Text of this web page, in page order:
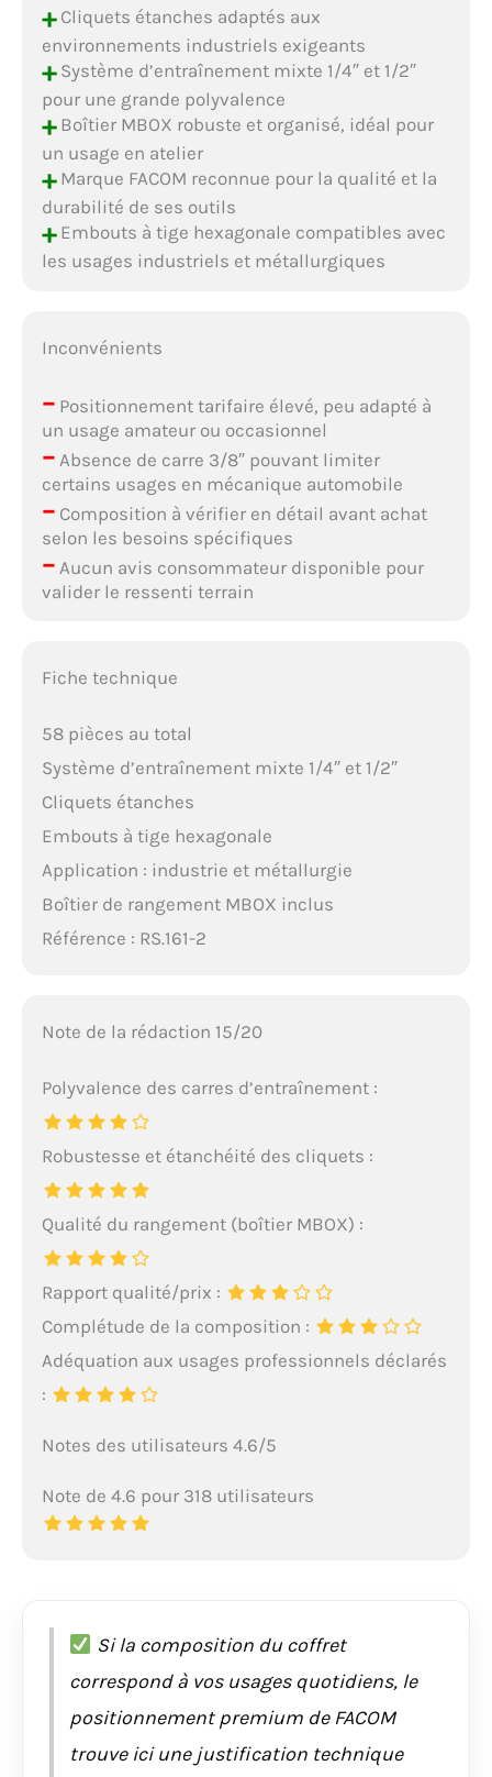
+Cliquets étanches adaptés aux
environnements industriels exigeants
+Système d’entraînement mixte 1/4″ et 1/2″
pour une grande polyvalence
+Boîtier MBOX robuste et organisé, idéal pour
un usage en atelier
+Marque FACOM reconnue pour la qualité et la
durabilité de ses outils
+Embouts à tige hexagonale compatibles avec
les usages industriels et métallurgiques
Inconvénients
–Positionnement tarifaire élevé, peu adapté à
un usage amateur ou occasionnel
–Absence de carre 3/8″ pouvant limiter
certains usages en mécanique automobile
–Composition à vérifier en détail avant achat
selon les besoins spécifiques
–Aucun avis consommateur disponible pour
valider le ressenti terrain
Fiche technique
58 pièces au total
Système d’entraînement mixte 1/4″ et 1/2″
Cliquets étanches
Embouts à tige hexagonale
Application : industrie et métallurgie
Boîtier de rangement MBOX inclus
Référence : RS.161-2
Note de la rédaction 15/20
Polyvalence des carres d’entraînement :
Robustesse et étanchéité des cliquets :
Qualité du rangement (boîtier MBOX) :
Rapport qualité/prix :
Complétude de la composition :
Adéquation aux usages professionnels déclarés
:
Notes des utilisateurs 4.6/5
Note de 4.6 pour 318 utilisateurs
Si la composition du coffret
correspond à vos usages quotidiens, le
positionnement premium de FACOM
trouve ici une justification technique